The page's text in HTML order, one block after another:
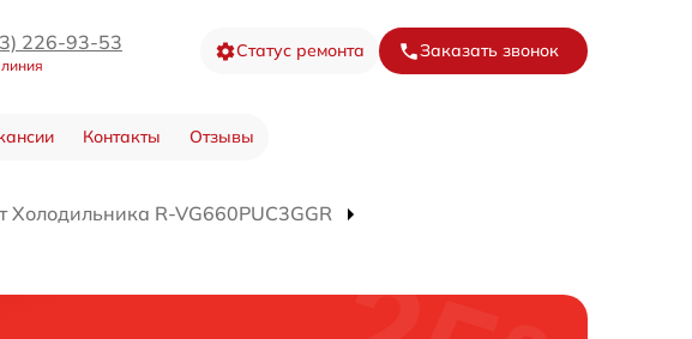
226-93-53 Статус ремонта Заказать звонок
Контакты Отзывы
Холодильника R-VG660PUC3GGR